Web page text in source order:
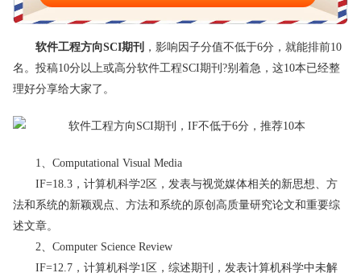
软件工程方向SCI期刊 ，影响因子分值不低于6分，就能排前10
名。投稿10分以上或高分软件工程SCI期刊?别着急，这10本已经整
理好分享给大家了。
1、Computational Visual Media
IF=18.3，计算机科学2区，发表与视觉媒体相关的新思想、方
法和系统的新颖观点、方法和系统的原创高质量研究论文和重要综
述文章。
2、Computer Science Review
IF=12.7，计算机科学1区，综述期刊，发表计算机科学中未解